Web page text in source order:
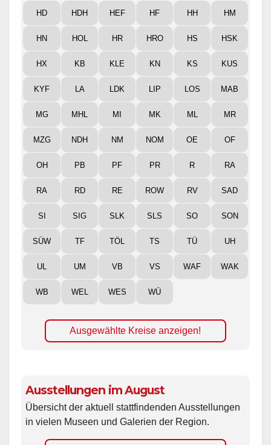
HD HDH HEF HF HH HM
HN HOL HR HRO HS HSK
HX KB KLE KN KS KUS
KYF LA LDK LIP LOS MAB
MG MHL MI MK ML MR
MZG NDH NM NOM OE OF
OH PB PF PR R RA
RA RD RE ROW RV SAD
SI SIG SLK SLS SO SON
SÜW TF TÖL TS TÜ UH
UL UM VB VS WAF WAK
WB WEL WES WÜ
Ausgewählte Kreise anzeigen!
Ausstellungen im August
Übersicht der aktuell stattfindenden Ausstellungen
in vielen Museen und Galerien der Region.